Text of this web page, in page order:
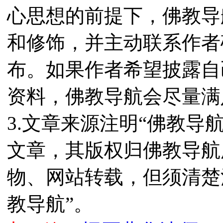
心思想的前提下，佛教
和修饰，并主动联系作
布。如果作者希望披露
资料，佛教导航会尽量
3.文章来源注明“佛教导
文章，其版权归佛教导
物、网站转载，但须清
教导航”。